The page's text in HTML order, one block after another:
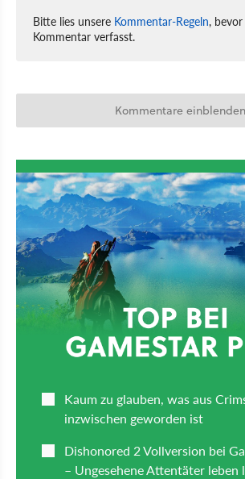
Bitte lies unsere Kommentar-Regeln,
Kommentar verfasst.
Kommentare einblenden